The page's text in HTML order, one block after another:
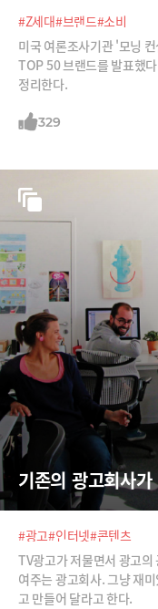
#Z세대#브랜드#소비
미국 여론조사기관 '모닝
TOP 50 브랜드를 발표했
정리한다.
329
기존의 광고회사
#광고#인터넷#콘텐츠
TV광고가 저물면서 광고의
여주는 광고회사. 그냥 재
고 만들어 달라고 한다.